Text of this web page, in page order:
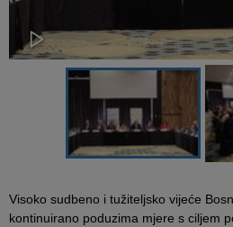
Visoko sudbeno i tužiteljsko vijeće
kontinuirano poduzima mjere s ciljem